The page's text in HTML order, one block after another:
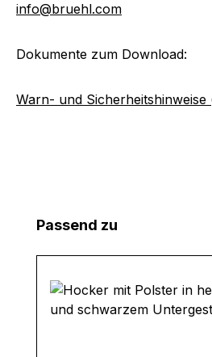
info@bruehl.com
Dokumente zum Download:
Warn- und Sicherheitshinweise
Produktgalerie überspringen
Passend zu